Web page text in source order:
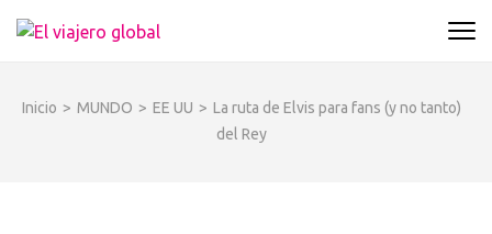
Un espacio donde descubrir la cara B de los
desde su música hasta su arquitectura o sus
Inicio > MUNDO > EE UU > La ruta de Elvis para fans (y no tanto)
del Rey